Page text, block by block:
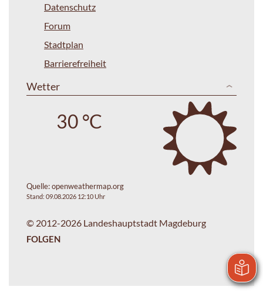
Datenschutz
Forum
Stadtplan
Barrierefreiheit
Wetter
30 °C
Quelle:openweathermap.org
Stand: 09.08.2026 12:10 Uhr
© 2012-2026 Landeshauptstadt Magdeburg
FOLGEN